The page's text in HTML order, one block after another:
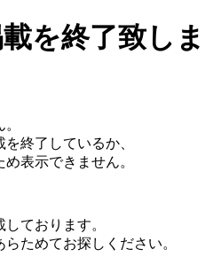
を終了致しま
終了しているか、
表示できません。
ております。
ためてお探しください。